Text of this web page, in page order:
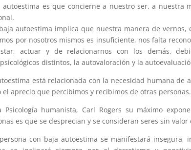
autoestima es que concierne a nuestro ser, a nuestra
autoestima implica que nuestra manera de
por nosotros mismos es insuficiente, nos falta
actuar y de relacionarnos con los demás,
distintos, la autovaloración y la
está relacionada con la necesidad humana
el aprecio que percibimos y recibimos de otras personas.
Psicología humanista, Carl Rogers su máximo
es que se desprecian y se consideran seres sin
con baja autoestima se manifestará insegura,